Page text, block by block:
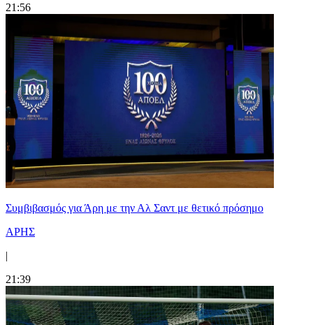
21:56
Συμβιβασμός για Άρη με την Αλ Σαντ με θετικό πρόσημο
ΑΡΗΣ
|
21:39